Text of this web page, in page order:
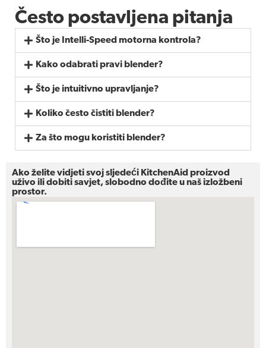
Često postavljena pitanja
Što je Intelli-Speed motorna kontrola?
Kako odabrati pravi blender?
Što je intuitivno upravljanje?
Koliko često čistiti blender?
Za što mogu koristiti blender?
Ako želite vidjeti svoj sljedeći KitchenAid proizvod
uživo ili dobiti savjet, slobodno dođite u naš izložbeni
prostor.